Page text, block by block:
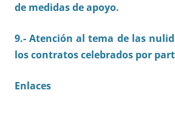
de medidas de apoyo.
9.- Atención al tema de las
los contratos celebrados por
Enlaces